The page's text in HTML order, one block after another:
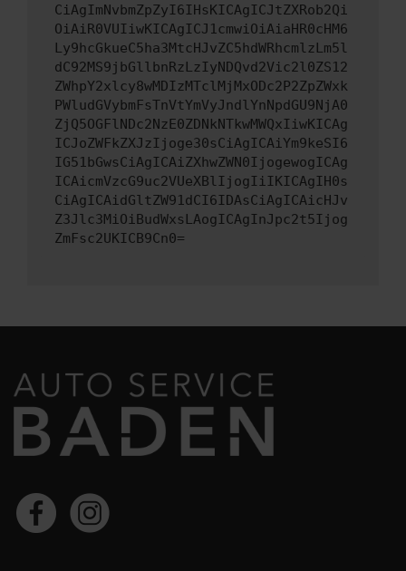
CiAgImNvbmZpZyI6IHsKICAgICJtZXRob2Qi
OiAiR0VUIiwKICAgICJ1cmwiOiAiaHR0cHM6
Ly9hcGkueC5ha3MtcHJvZC5hdWRhcmlzLm5l
dC92MS9jbGllbnRzLzIyNDQvd2Vic2l0ZS12
ZWhpY2xlcy8wMDIzMTclMjMxODc2P2ZpZWxk
PWludGVybmFsTnVtYmVyJndlYnNpdGU9NjA0
ZjQ5OGFlNDc2NzE0ZDNkNTkwMWQxIiwKICAg
ICJoZWFkZXJzIjoge30sCiAgICAiYm9keSI6
IG51bGwsCiAgICAiZXhwZWN0IjogewogICAg
ICAicmVzcG9uc2VUeXBlIjogIiIKICAgIH0s
CiAgICAidGltZW91dCI6IDAsCiAgICAicHJv
Z3Jlc3MiOiBudWxsLAogICAgInJpc2t5Ijog
ZmFsc2UKICB9Cn0=